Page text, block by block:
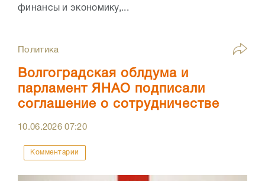
финансы и экономику,...
Политика
Волгоградская облдума и
парламент ЯНАО подписали
соглашение о сотрудничестве
10.06.202607:20
Комментарии